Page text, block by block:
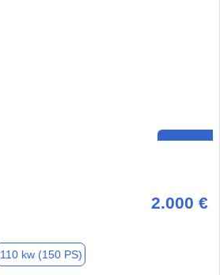
2.000 €
110 kw (150 PS)